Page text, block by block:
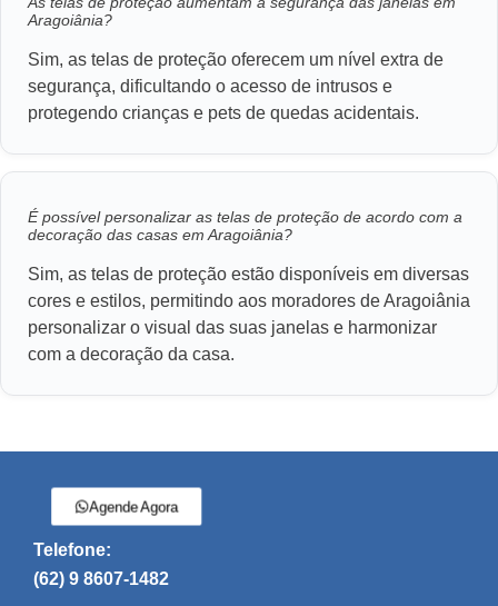
Aragoiânia?
Sim, as telas de proteção oferecem um nível extra de
segurança, dificultando o acesso de intrusos e
protegendo crianças e pets de quedas acidentais.
É possível personalizar as telas de proteção de acordo com a
decoração das casas em Aragoiânia?
Sim, as telas de proteção estão disponíveis em diversas
cores e estilos, permitindo aos moradores de Aragoiânia
personalizar o visual das suas janelas e harmonizar
com a decoração da casa.
Agende Agora
Telefone:
(62) 9 8607-1482